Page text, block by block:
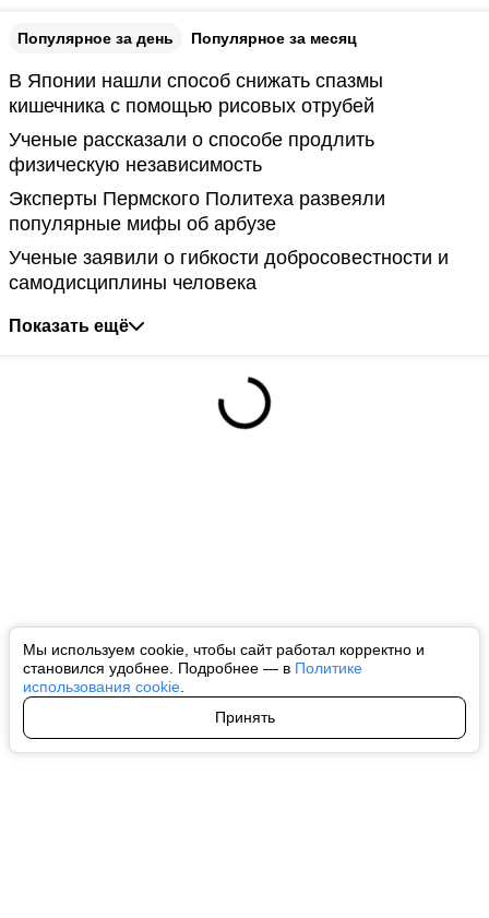
Мы используем cookie, чтобы сайт работал корректно и
становился удобнее. Подробнее — в Политике
использования cookie
Принять
Популярное за день Популярное за месяц
В Японии нашли способ снижать спазмы
кишечника с помощью рисовых отрубей
Ученые рассказали о способе продлить
физическую независимость
Эксперты Пермского Политеха развеяли
популярные мифы об арбузе
Ученые заявили о гибкости добросовестности и
самодисциплины человека
Показать ещё